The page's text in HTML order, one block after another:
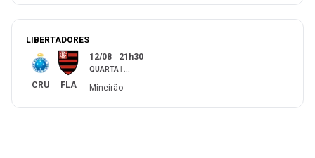
LIBERTADORES
CRU FLA
12/08 21h30
QUARTA ...
Mineirão